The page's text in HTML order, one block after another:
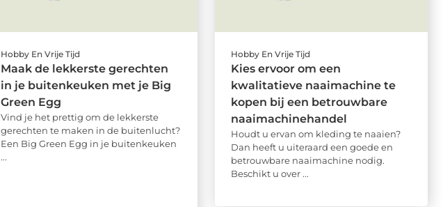
Hobby En Vrije Tijd
Maak de lekkerste gerechten
in je buitenkeuken met je Big
Green Egg
Vind je het prettig om de lekkerste
gerechten te maken in de buitenlucht?
Een Big Green Egg in je buitenkeuken
...
Hobby En Vrije Tijd
Kies ervoor om een
kwalitatieve naaimachine te
kopen bij een betrouwbare
naaimachinehandel
Houdt u ervan om kleding te naaien?
Dan heeft u uiteraard een goede en
betrouwbare naaimachine nodig.
Beschikt u over ...